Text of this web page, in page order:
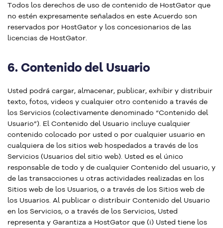
Todos los derechos de uso de contenido de HostGator que
no estén expresamente señalados en este Acuerdo son
reservados por HostGator y los concesionarios de las
licencias de HostGator.
6. Contenido del Usuario
Usted podrá cargar, almacenar, publicar, exhibir y distribuir
texto, fotos, videos y cualquier otro contenido a través de
los Servicios (colectivamente denominado “Contenido del
Usuario”). El Contenido del Usuario incluye cualquier
contenido colocado por usted o por cualquier usuario en
cualquiera de los sitios web hospedados a través de los
Servicios (Usuarios del sitio web). Usted es el único
responsable de todo y de cualquier Contenido del usuario, y
de las transacciones u otras actividades realizadas en los
Sitios web de los Usuarios, o a través de los Sitios web de
los Usuarios. Al publicar o distribuir Contenido del Usuario
en los Servicios, o a través de los Servicios, Usted
representa y Garantiza a HostGator que (i) Usted tiene los